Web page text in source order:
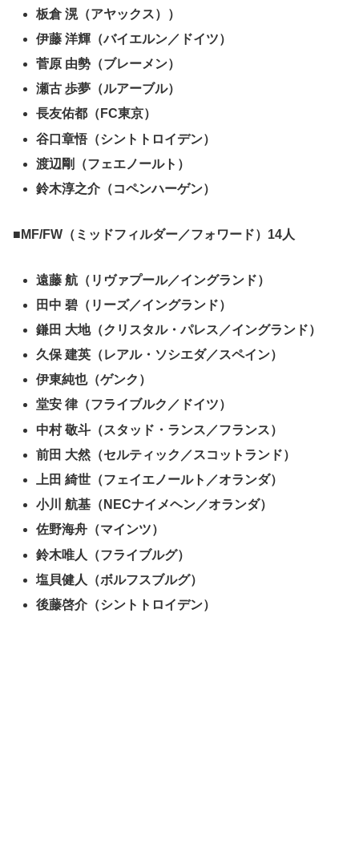
板倉 滉（アヤックス））
伊藤 洋輝（バイエルン／ドイツ）
菅原 由勢（ブレーメン）
瀬古 歩夢（ルアーブル）
長友佑都（FC東京）
谷口章悟（シントトロイデン）
渡辺剛（フェエノールト）
鈴木淳之介（コペンハーゲン）
■MF/FW（ミッドフィルダー／フォワード）14人
遠藤 航（リヴァプール／イングランド）
田中 碧（リーズ／イングランド）
鎌田 大地（クリスタル・パレス／イングランド）
久保 建英（レアル・ソシエダ／スペイン）
伊東純也（ゲンク）
堂安 律（フライブルク／ドイツ）
中村 敬斗（スタッド・ランス／フランス）
前田 大然（セルティック／スコットランド）
上田 綺世（フェイエノールト／オランダ）
小川 航基（NECナイメヘン／オランダ）
佐野海舟（マインツ）
鈴木唯人（フライブルグ）
塩貝健人（ボルフスブルグ）
後藤啓介（シントトロイデン）